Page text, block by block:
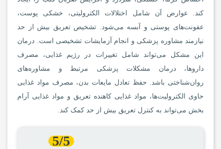
کند. عوارض آن شامل اختلالات الکترولیتی، خشکی پوست،
عفونت‌های پوستی و آبسه می‌شود. تشخیص تعریق بیش از حد
نیازمند مشاوره پزشکی و انجام آزمایشات تشخیصی است. درمان
این مشکل می‌تواند شامل تغییرات در رژیم غذایی، مصرف
داروها، درمان مشکلات پزشکی مرتبط و مشاوره‌های
روان‌شناختی باشد. حفظ تعادل مایعات بدن، مصرف مواد غذایی
حاوی الکترولیت‌ها، مواد غذایی کاهنده تعریق و مواد غذایی آرام
بخش می‌تواند به کنترل تعریق بیش از حد کمک کند.
5/5